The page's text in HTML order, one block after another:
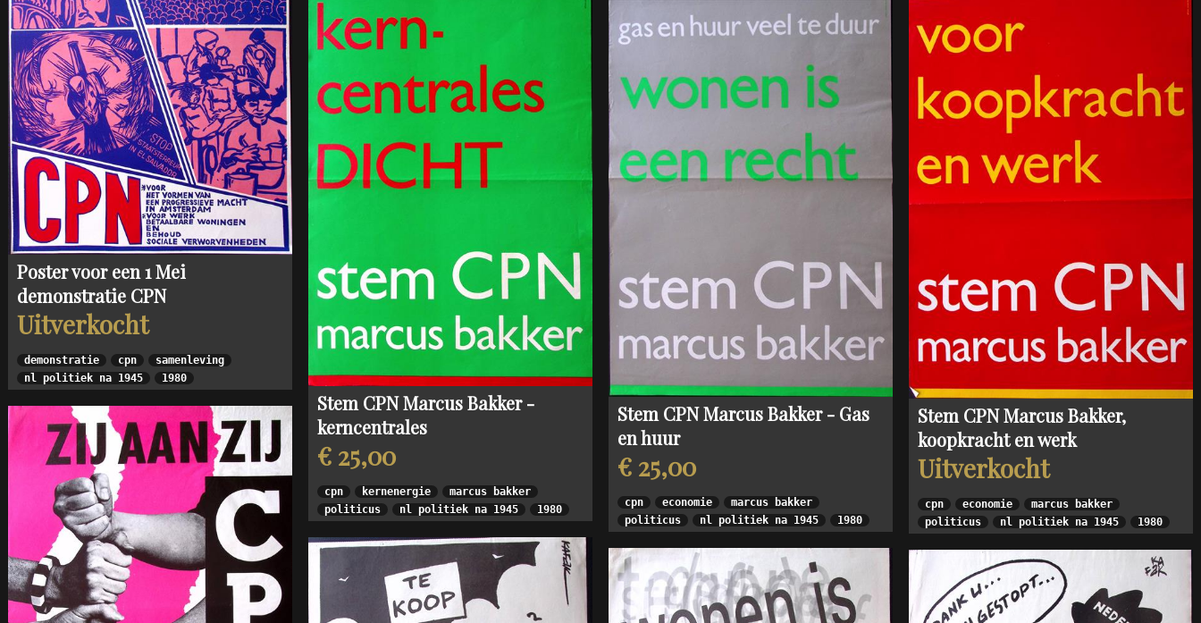
Poster voor een 1 Mei
demonstratie CPN
Uitverkocht
demonstratie cpn
samenleving
nl politiek na 1945
1980
Stem CPN Marcus Bakker -
kerncentrales
€ 25,00
cpn kernenergie
marcus bakker
politicus
nl politiek na 1945 1980
Stem CPN Marcus Bakker,
koopkracht en werk
Uitverkocht
cpn economie
marcus bakker
politicus
nl politiek na 1945 1980
Stem CPN Marcus Bakker - Gas
en huur
€ 25,00
cpn economie
marcus bakker
politicus
nl politiek na 1945 1980